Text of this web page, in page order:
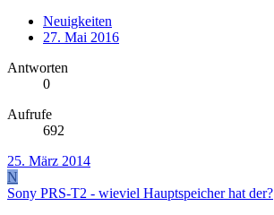
Neuigkeiten
27. Mai 2016
Antworten
0
Aufrufe
692
25. März 2014
N
Sony PRS-T2 - wieviel Hauptspeicher hat der?